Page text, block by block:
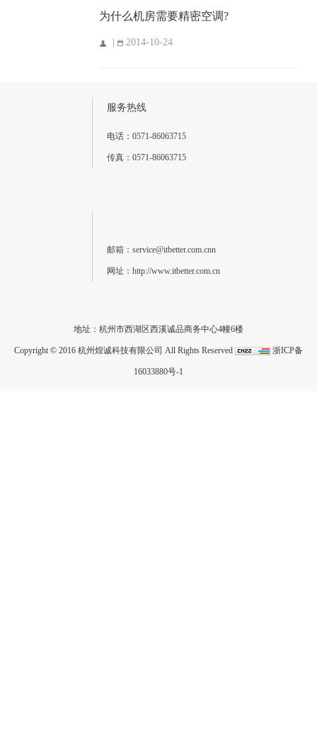
为什么机房需要精密空调?
| 2014-10-24
服务热线
电话：0571-86063715
传真：0571-86063715
邮箱：service@itbetter.com.cnn
网址：http://www.itbetter.com.cn
地址：杭州市西湖区西溪诚品商务中心4幢6楼
Copyright © 2016 杭州煌诚科技有限公司 All Rights Reserved 浙ICP备
16033880号-1